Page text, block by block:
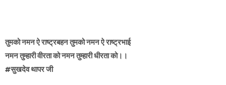
तुमको नमन ऐ राष्ट्रबहन तुमको नमन ऐ राष्ट्रभाई
नमन तुम्हारी वीरता को नमन तुम्हारी धीरता को।।
#सुखदेव थापर जी